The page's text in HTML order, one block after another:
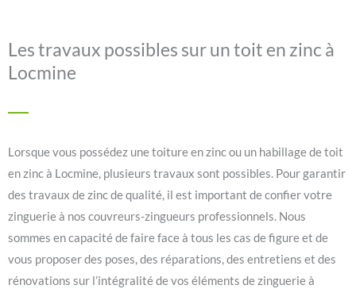
Les travaux possibles sur un toit en zinc à
Locmine
Lorsque vous possédez une toiture en zinc ou un habillage de toit
en zinc à Locmine, plusieurs travaux sont possibles. Pour garantir
des travaux de zinc de qualité, il est important de confier votre
zinguerie à nos couvreurs-zingueurs professionnels. Nous
sommes en capacité de faire face à tous les cas de figure et de
vous proposer des poses, des réparations, des entretiens et des
rénovations sur l’intégralité de vos éléments de zinguerie à